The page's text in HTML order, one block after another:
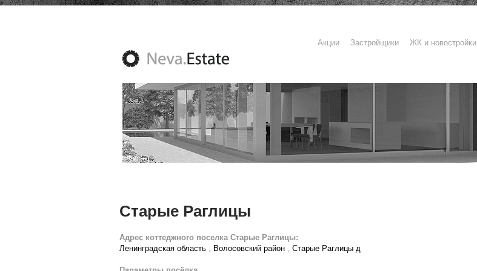
Акции Застройщики ЖК и новостройки
Старые Раглицы
Адрес коттеджного поселка Старые Раглицы:
Ленинградская область , Волосовский район , Старые Раглицы д